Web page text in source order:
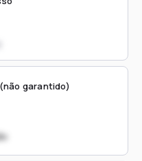
garantido)